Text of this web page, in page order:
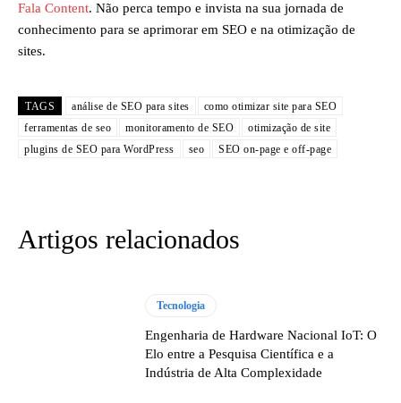
Fala Content. Não perca tempo e invista na sua jornada de
conhecimento para se aprimorar em SEO e na otimização de
sites.
TAGS análise de SEO para sites
como otimizar site para SEO
ferramentas de seo
monitoramento de SEO
otimização de site
plugins de SEO para WordPress
seo SEO on-page e off-page
Artigos relacionados
Tecnologia
Engenharia de Hardware Nacional IoT: O
Elo entre a Pesquisa Científica e a
Indústria de Alta Complexidade